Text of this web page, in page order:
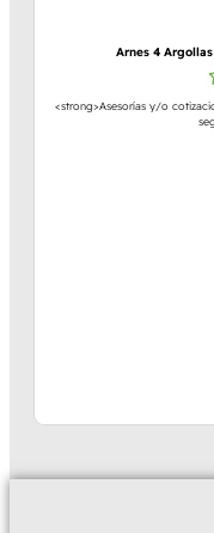
Arnes 4
<strong>Asesorías y/o